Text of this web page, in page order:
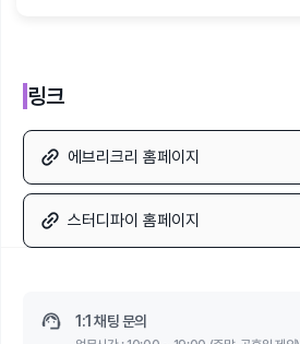
링크
에브리크리 홈페이지
스터디파이 홈페이지
1:1 채팅 문의